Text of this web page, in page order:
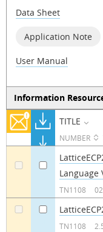
Data Sheet
Application Note
User Manual
Information
TITLE
NUMBER
Language
TN1108
TN1108